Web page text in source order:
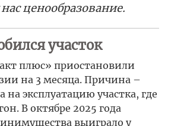
ценообразование.
участок
плюс» приостановили
на 3 месяца. Причина –
на эксплуатацию участка, где
В октябре 2025 года
выиграло у